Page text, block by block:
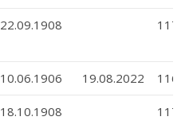
22.09.1908 117
10.06.1906 19.08.2022 116
18.10.1908 117